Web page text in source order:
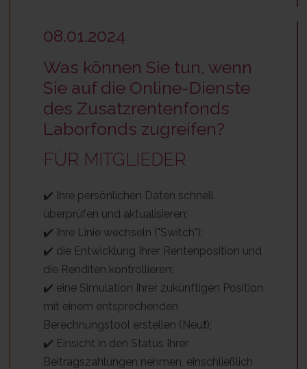
08.01.2024
Was können Sie tun, wenn
Sie auf die Online-Dienste
des Zusatzrentenfonds
Laborfonds zugreifen?
FÜR MITGLIEDER
✔️ Ihre persönlichen Daten schnell
überprüfen und aktualisieren;
✔️ Ihre Linie wechseln ("Switch");
✔️ die Entwicklung Ihrer Rentenposition und
die Renditen kontrollieren;
✔️ eine Simulation Ihrer zukünftigen Position
mit einem entsprechenden
Berechnungstool erstellen (Neu❗);
✔️ Einsicht in den Status Ihrer
Beitragszahlungen nehmen, einschließlich